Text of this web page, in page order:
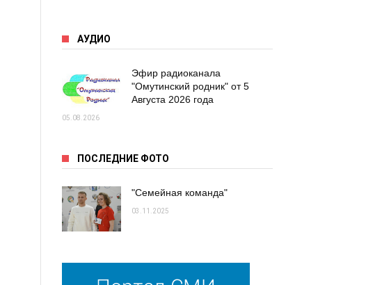
АУДИО
Эфир радиоканала
"Омутинский родник" от 5
Августа 2026 года
05.08.2026
ПОСЛЕДНИЕ ФОТО
"Семейная команда"
03.11.2025